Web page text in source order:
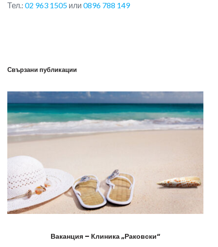
Тел.: 02 963 1505 или 0896 788 149
Свързани публикации
Ваканция – Клиника „Раковски“